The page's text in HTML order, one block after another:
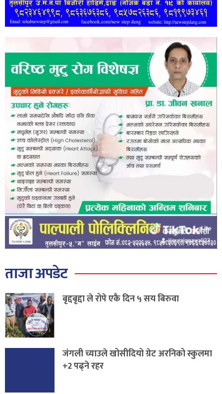
ताजा अपडेट
बृद्दबृद्दा ले रोपे एकै दिन ५ सय बिरुवा
जंगली च्याउले खोसीदियो ग्रेट अरनिको स्कुलमा
+2 पढ्ने रहर